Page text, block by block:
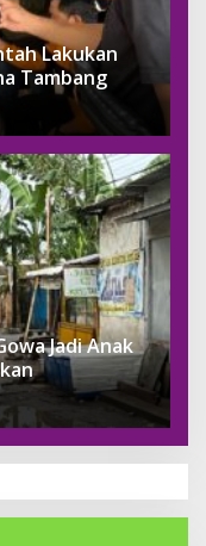
Lakukan
Tambang
Jadi Anak